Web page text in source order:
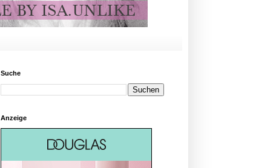
Suche
Anzeige